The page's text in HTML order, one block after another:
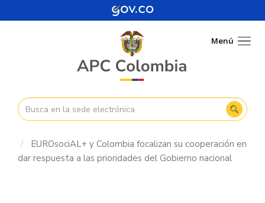
al
Menú
EUROsociAL+ y Colombia focalizan su cooperación en
dar respuesta a las prioridades del Gobierno nacional